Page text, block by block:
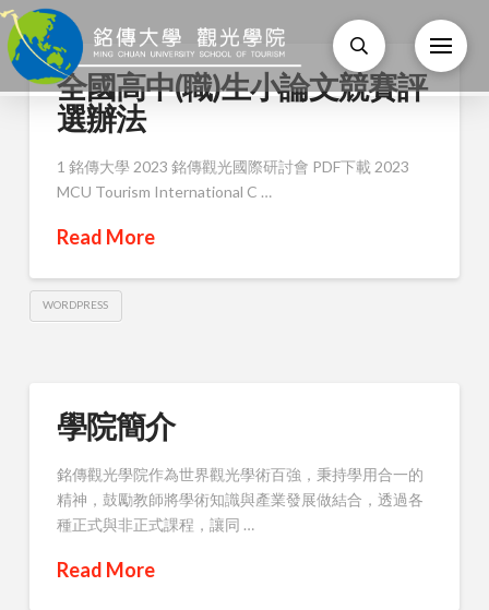
全國高中(職)生小論文競賽評
選辦法
1 銘傳大學 2023 銘傳觀光國際研討會 PDF下載 2023
MCU Tourism International C …
Read More
WORDPRESS
學院簡介
銘傳觀光學院作為世界觀光學術百強，秉持學用合一的
精神，鼓勵教師將學術知識與產業發展做結合，透過各
種正式與非正式課程，讓同 …
Read More